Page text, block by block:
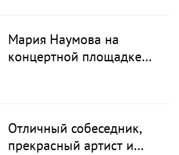
Мария Наумова на
концертной площадке
Отличный собеседник,
прекрасный артист и